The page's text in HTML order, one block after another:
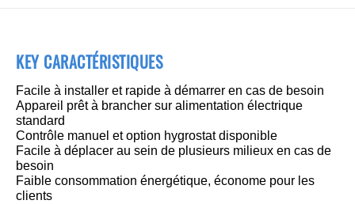
KEY CARACTÉRISTIQUES
Facile à installer et rapide à démarrer en cas de besoin
Appareil prêt à brancher sur alimentation électrique
standard
Contrôle manuel et option hygrostat disponible
Facile à déplacer au sein de plusieurs milieux en cas de
besoin
Faible consommation énergétique, économe pour les
clients